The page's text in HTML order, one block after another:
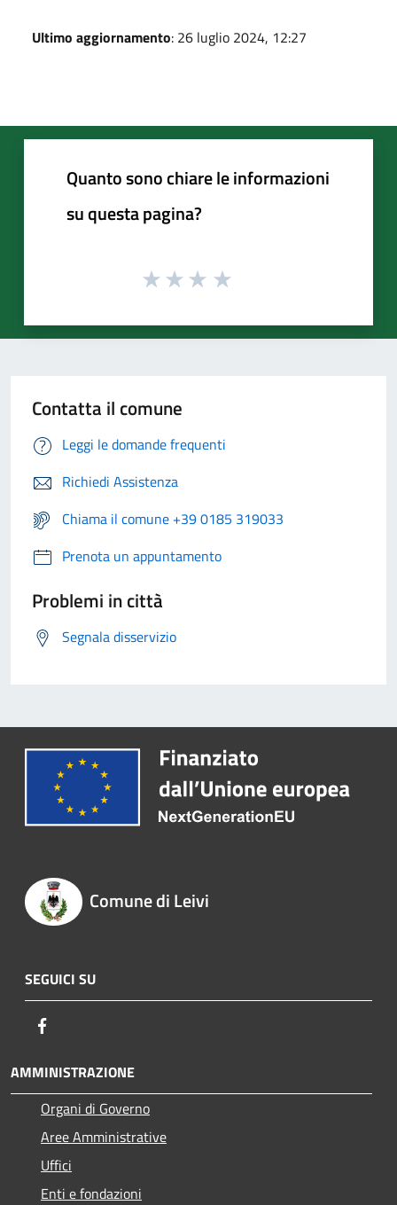
Ultimo aggiornamento: 26 luglio 2024, 12:27
Quanto sono chiare le informazioni
su questa pagina?
Contatta il comune
Leggi le domande frequenti
Richiedi Assistenza
Chiama il comune +39 0185 319033
Prenota un appuntamento
Problemi in città
Segnala disservizio
Comune di Leivi
SEGUICI SU
AMMINISTRAZIONE
Organi di Governo
Aree Amministrative
Uffici
Enti e fondazioni